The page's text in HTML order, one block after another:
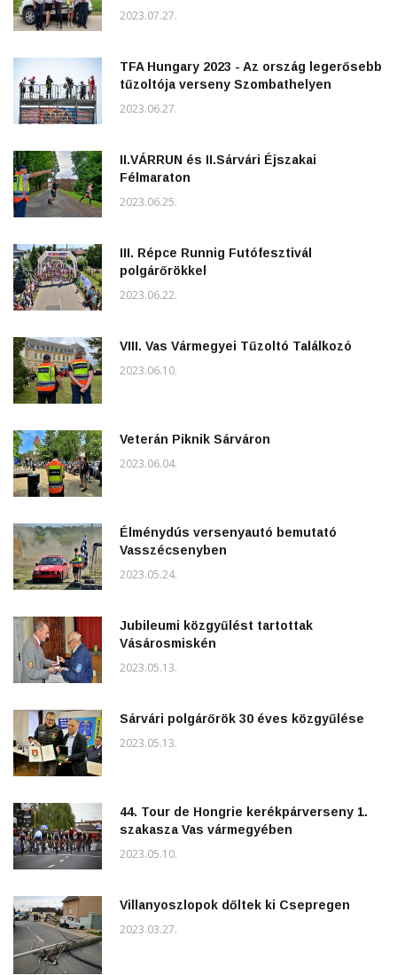
2023.07.27.
TFA Hungary 2023 - Az ország legerősebb
tűzoltója verseny Szombathelyen
2023.06.27.
II.VÁRRUN és II.Sárvári Éjszakai
Félmaraton
2023.06.25.
III. Répce Runnig Futófesztivál
polgárőrökkel
2023.06.22.
VIII. Vas Vármegyei Tűzoltó Találkozó
2023.06.10.
Veterán Piknik Sárváron
2023.06.04.
Élménydús versenyautó bemutató
Vasszécsenyben
2023.05.24.
Jubileumi közgyűlést tartottak
Vásárosmiskén
2023.05.13.
Sárvári polgárőrök 30 éves közgyűlése
2023.05.13.
44. Tour de Hongrie kerékpárverseny 1.
szakasza Vas vármegyében
2023.05.10.
Villanyoszlopok dőltek ki Csepregen
2023.03.27.